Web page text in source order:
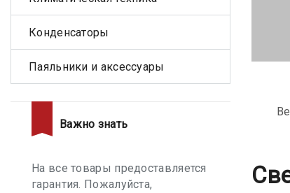
Конденсаторы
Паяльники и аксессуары
Важно знать
На все товары предоставляется
гарантия. Пожалуйста,